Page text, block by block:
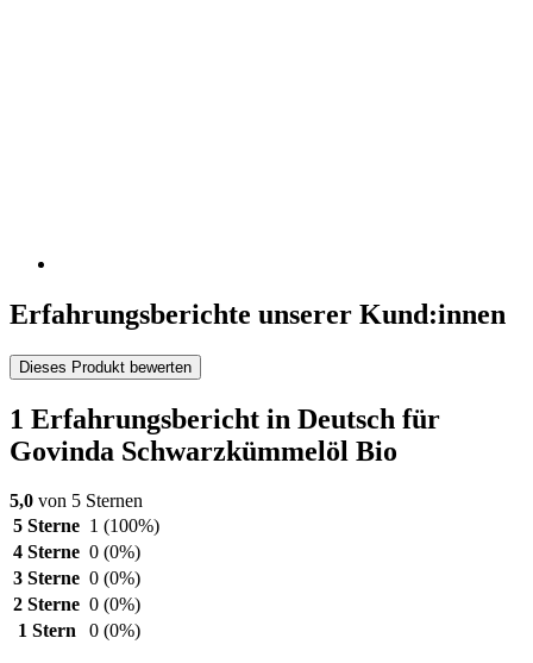
Erfahrungsberichte unserer Kund:innen
Dieses Produkt bewerten
1 Erfahrungsbericht in Deutsch für
Govinda Schwarzkümmelöl Bio
5,0 von 5 Sternen
5 Sterne 1 (100%)
4 Sterne 0 (0%)
3 Sterne 0 (0%)
2 Sterne 0 (0%)
1 Stern
0 (0%)